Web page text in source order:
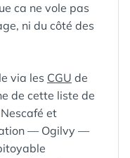
ca ne vole pas
ni du côté des
via les CGU de
de cette liste de
et
— Ogilvy —